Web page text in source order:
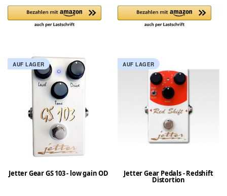
AUF LAGER
Jetter Gear GS 103 - low gain OD
AUF LAGER
Jetter Gear Pedals - Redshift
Distortion